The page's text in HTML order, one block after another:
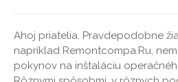
Ahoj priatelia. Pravdepodobne
napríklad Remontcompa.Ru,
pokynov na inštaláciu